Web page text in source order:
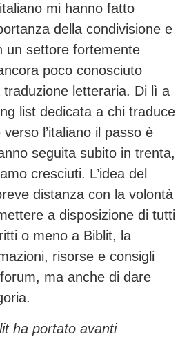
mi hanno fatto
della condivisione e
un settore fortemente
poco conosciuto
traduzione letteraria. Di lì a
list dedicata a chi traduce
l’italiano il passo è
seguita subito in trenta,
cresciuti. L’idea del
distanza con la volontà
a disposizione di tutti
o meno a Biblit, la
risorse e consigli
ma anche di dare
ha portato avanti